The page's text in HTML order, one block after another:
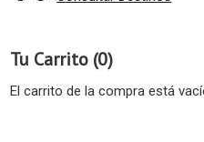
Tu Carrito (0)
El carrito de la compra está